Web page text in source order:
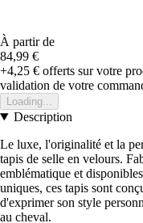
À partir de
84,99 €
+4,25 € offerts sur votre
validation de votre
Loading...
Description
Le luxe, l'originalité et la
tapis de selle en velours.
emblématique et
uniques, ces tapis sont
d'exprimer son style
au cheval.